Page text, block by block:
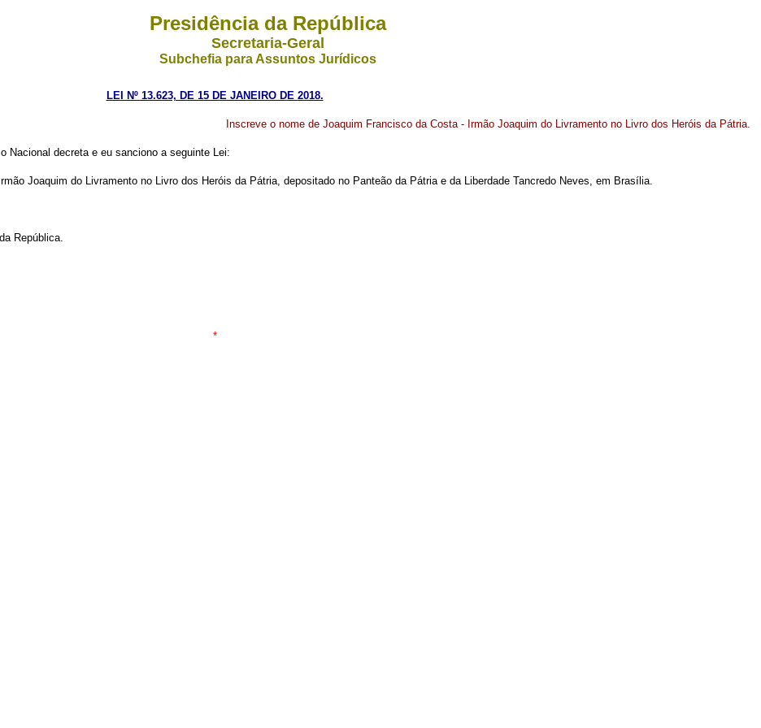
Presidência da República
Secretaria-Geral
Subchefia para Assuntos Jurídicos
LEI Nº 13.623, DE 15 DE JANEIRO DE 2018.
Inscreve o nome de Joaquim Francisco da Costa - Irmão Joaquim do Livramento no Livro dos Heróis da Pátria.
Nacional decreta e eu sanciono a seguinte Lei:
Joaquim do Livramento no Livro dos Heróis da Pátria, depositado no Panteão da Pátria e da Liberdade Tancredo Neves, em Brasília.
República.
*